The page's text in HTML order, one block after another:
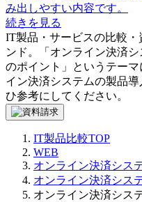
み出しやすい内容です。
続きを見る
IT製品・サービスの比較
ンド。「 オンライン決済
のポイント 」というテー
イン決済システムの製品導
ひ参考にしてください。
IT製品比較TOP
WEB
オンライン決済シス
オンライン決済シス
オンライン決済シス